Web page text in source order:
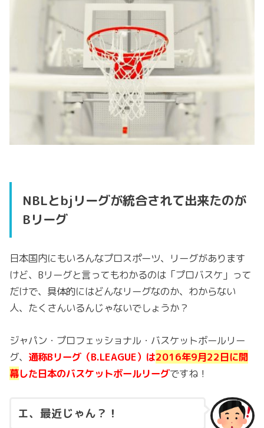
NBLとbjリーグが統合されて出来たのが
Bリーグ
日本国内にもいろんなプロスポーツ、リーグがあります
けど、Bリーグと言ってもわかるのは「プロバスケ」って
だけで、具体的にはどんなリーグなのか、わからない
人、たくさんいるんじゃないでしょうか？
ジャパン・プロフェッショナル・バスケットボールリー
グ、 通称Bリーグ（B.LEAGUE）は2016年9月22日に開
幕した日本のバスケットボールリーグですね！
エ、最近じゃん？！